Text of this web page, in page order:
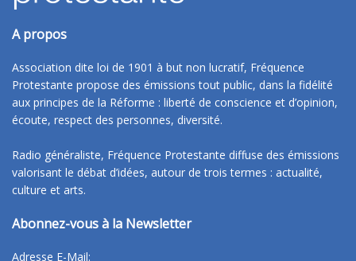
A propos
Association dite loi de 1901 à but non lucratif, Fréquence
Protestante propose des émissions tout public, dans la fidélité
aux principes de la Réforme : liberté de conscience et d’opinion,
écoute, respect des personnes, diversité.
Radio généraliste, Fréquence Protestante diffuse des émissions
valorisant le débat d’idées, autour de trois termes : actualité,
culture et arts.
Abonnez-vous à la Newsletter
Adresse E-Mail: